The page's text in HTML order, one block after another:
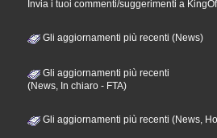
Invia i tuoi commenti/suggerimenti a
Gli aggiornamenti più recenti (News)
Gli aggiornamenti più recenti
(News, In chiaro - FTA)
Gli aggiornamenti più recenti (News,